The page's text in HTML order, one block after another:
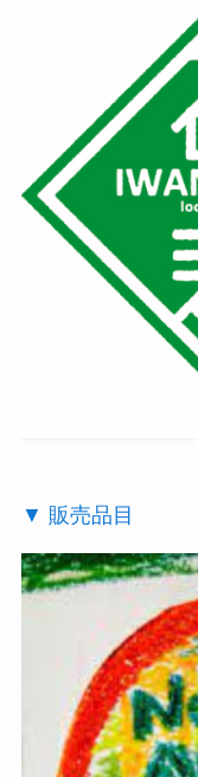
▼ 販売品目